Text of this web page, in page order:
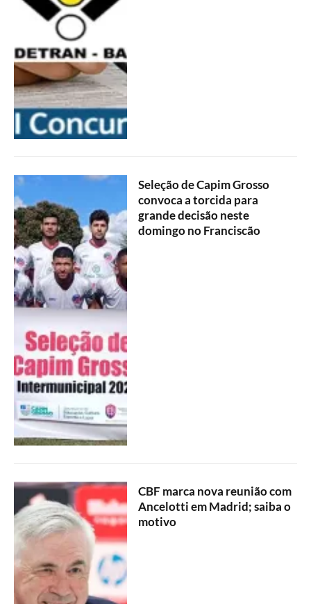
Seleção de Capim Grosso
convoca a torcida para
grande decisão neste
domingo no Franciscão
CBF marca nova reunião com
Ancelotti em Madrid; saiba o
motivo